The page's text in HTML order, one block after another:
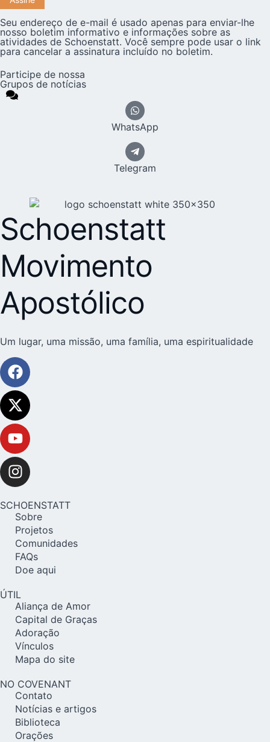
Seu endereço de e-mail é usado apenas para enviar-lhe
nosso boletim informativo e informações sobre as
atividades de Schoenstatt. Você sempre pode usar o link
para cancelar a assinatura incluído no boletim.
Participe de nossa
Grupos de notícias
WhatsApp
Telegram
Schoenstatt
Movimento
Apostólico
Um lugar, uma missão, uma família, uma espiritualidade
SCHOENSTATT
Sobre
Projetos
Comunidades
FAQs
Doe aqui
ÚTIL
Aliança de Amor
Capital de Graças
Adoração
Vínculos
Mapa do site
NO COVENANT
Contato
Notícias e artigos
Biblioteca
Orações